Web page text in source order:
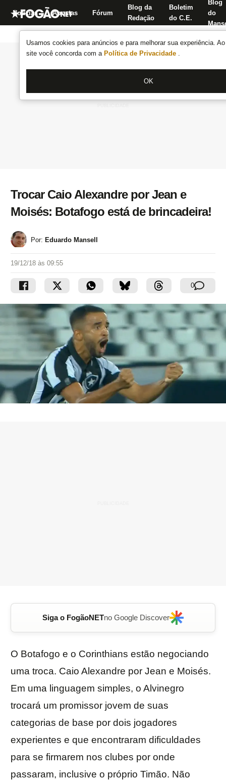
Usamos cookies para anúncios e para melhorar sua experiência.
site você concorda com a Política de Privacidade .
OK
Notícias Apostas Fórum
Blog da
Redação
Boletim
do C.E.
Blog
do
Trocar Caio Alexandre por Jean e
Moisés: Botafogo está de brincadeira!
Por: Eduardo Mansell
19/12/18 às 09:55
0
Siga o FogãoNETno Google Discover
O Botafogo e o Corinthians estão negociando
uma troca. Caio Alexandre por Jean e Moisés.
Em uma linguagem simples, o Alvinegro
trocará um promissor jovem de suas
categorias de base por dois jogadores
experientes e que encontraram dificuldades
para se firmarem nos clubes por onde
passaram, inclusive o próprio Timão. Não